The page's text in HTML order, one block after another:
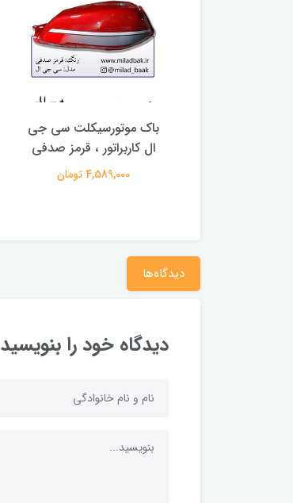
باک موتورسیکلت سی جی
ال کاربراتور ، قرمز صدفی
4,589,000 تومان
دیدگاه‌ها
دیدگاه خود را بنویسید